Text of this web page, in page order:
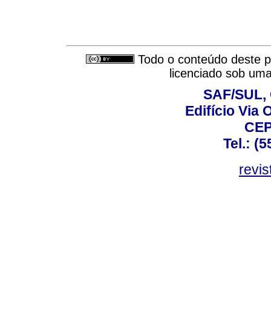
Todo o conteúdo deste
licenciado sob
SAF/
Edifício Via
Tel.: